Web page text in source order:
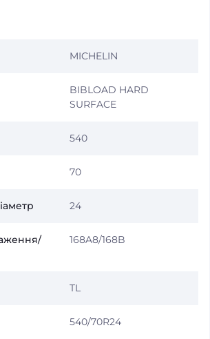
MICHELIN
BIBLOAD HARD
SURFACE
540
70
24
168A8/168B
TL
540/70R24